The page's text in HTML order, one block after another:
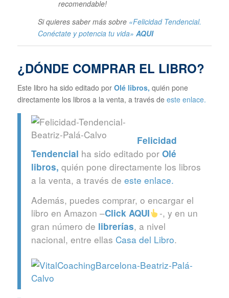
recomendable!
Si quieres saber más sobre «Felicidad Tendencial.
Conéctate y potencia tu vida» AQUI
¿DÓNDE COMPRAR EL LIBRO?
Este libro ha sido editado por Olé libros, quién pone
directamente los libros a la venta, a través de este enlace.
Felicidad
Tendencial ha sido editado por Olé
libros, quién pone directamente los libros
a la venta, a través de este enlace.
Además, puedes comprar, o encargar el
libro en Amazon –Click AQUI
-, y en un
gran número de librerías, a nivel
nacional, entre ellas Casa del Libro.